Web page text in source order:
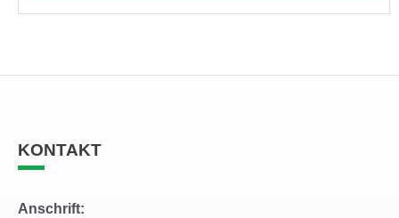
KONTAKT
Anschrift: